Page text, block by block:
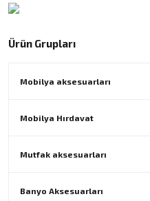
Ürün Grupları
Mobilya aksesuarları
Mobilya Hırdavat
Mutfak aksesuarları
Banyo Aksesuarları